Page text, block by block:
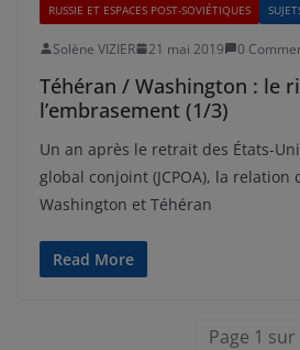
RUSSIE ET ESPACES POST-SOVIÉTIQUES
Solène VIZIER 21 mai 2019 0
Téhéran / Washington : le
l’embrasement (1/3)
Un an après le retrait des États-
global conjoint (JCPOA), la
Washington et Téhéran
Read More
Page 1 sur